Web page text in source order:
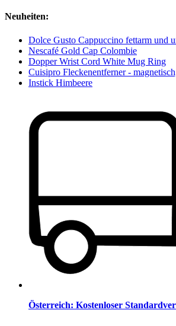
Neuheiten:
Dolce Gusto Cappuccino fettarm und
Nescafé Gold Cap Colombie
Dopper Wrist Cord White Mug Ring
Cuisipro Fleckenentferner -
Instick Himbeere
Österreich: Kostenloser